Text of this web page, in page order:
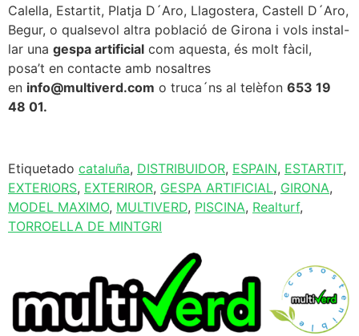
Calella, Estartit, Platja D´Aro, Llagostera, Castell D´Aro,
Begur, o qualsevol altra població de Girona i vols instal-
lar una gespa artificial com aquesta, és molt fàcil,
posa’t en contacte amb nosaltres
en info@multiverd.com o truca´ns al telèfon 653 19
48 01.
Etiquetado cataluña, DISTRIBUIDOR, ESPAIN, ESTARTIT,
EXTERIORS, EXTERIROR, GESPA ARTIFICIAL, GIRONA,
MODEL MAXIMO, MULTIVERD, PISCINA, Realturf,
TORROELLA DE MINTGRI